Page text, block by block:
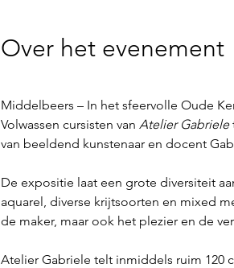
Over het evenement
Middelbeers – In het sfeervolle Oude
Volwassen cursisten van Atelier Gabriele
van beeldend kunstenaar en docent
De expositie laat een grote diversiteit
aquarel, diverse krijtsoorten en mixed
de maker, maar ook het plezier en de
Atelier Gabriele telt inmiddels ruim 120